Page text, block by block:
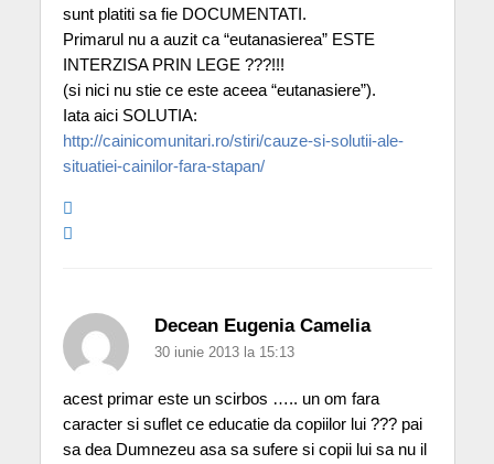
sunt platiti sa fie DOCUMENTATI.
Primarul nu a auzit ca “eutanasierea” ESTE
INTERZISA PRIN LEGE ???!!!
(si nici nu stie ce este aceea “eutanasiere”).
Iata aici SOLUTIA:
http://cainicomunitari.ro/stiri/cauze-si-solutii-ale-
situatiei-cainilor-fara-stapan/
Decean Eugenia Camelia
30 iunie 2013 la 15:13
acest primar este un scirbos ….. un om fara
caracter si suflet ce educatie da copiilor lui ??? pai
sa dea Dumnezeu asa sa sufere si copii lui sa nu il